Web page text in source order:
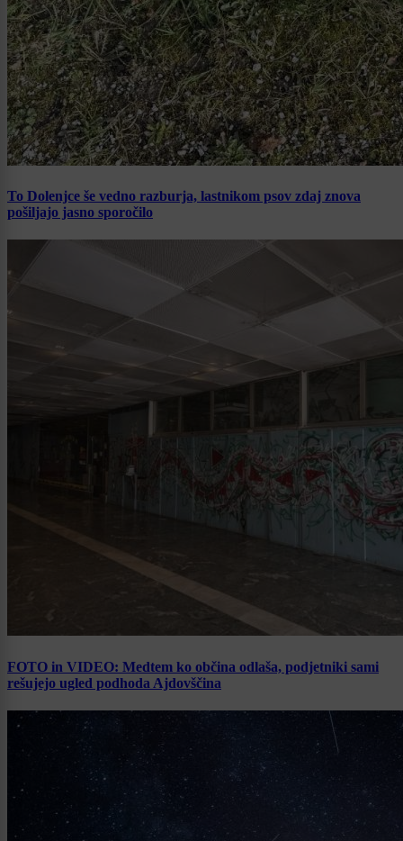
To Dolenjce še vedno razburja, lastnikom psov zdaj znova
pošiljajo jasno sporočilo
FOTO in VIDEO: Medtem ko občina odlaša, podjetniki sami
rešujejo ugled podhoda Ajdovščina